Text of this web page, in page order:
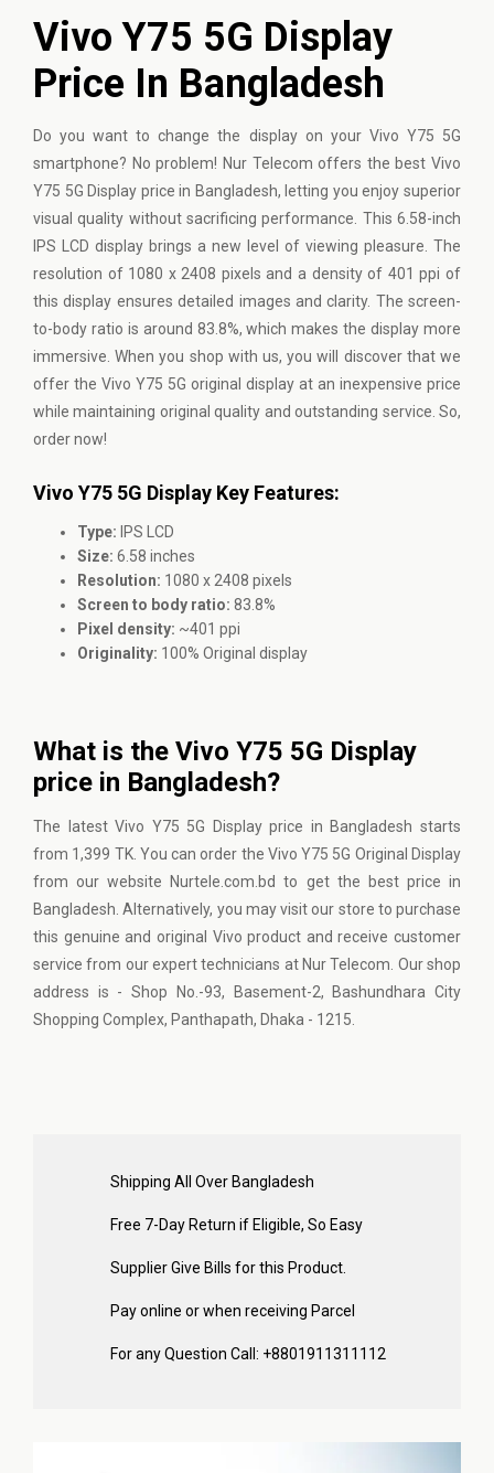
Vivo Y75 5G Display
Price In Bangladesh
Do you want to change the display on your Vivo Y75 5G
smartphone? No problem! Nur Telecom offers the best Vivo
Y75 5G Display price in Bangladesh, letting you enjoy superior
visual quality without sacrificing performance. This 6.58-inch
IPS LCD display brings a new level of viewing pleasure. The
resolution of 1080 x 2408 pixels and a density of 401 ppi of
this display ensures detailed images and clarity. The screen-
to-body ratio is around 83.8%, which makes the display more
immersive. When you shop with us, you will discover that we
offer the Vivo Y75 5G original display at an inexpensive price
while maintaining original quality and outstanding service. So,
order now!
Vivo Y75 5G Display Key Features:
Type: IPS LCD
Size: 6.58 inches
Resolution: 1080 x 2408 pixels
Screen to body ratio: 83.8%
Pixel density: ~401 ppi
Originality: 100% Original display
What is the Vivo Y75 5G Display
price in Bangladesh?
The latest Vivo Y75 5G Display price in Bangladesh starts
from 1,399 TK. You can order the Vivo Y75 5G Original Display
from our website Nurtele.com.bd to get the best price in
Bangladesh. Alternatively, you may visit our store to purchase
this genuine and original Vivo product and receive customer
service from our expert technicians at Nur Telecom. Our shop
address is - Shop No.-93, Basement-2, Bashundhara City
Shopping Complex, Panthapath, Dhaka - 1215.
Shipping All Over Bangladesh
Free 7-Day Return if Eligible, So Easy
Supplier Give Bills for this Product.
Pay online or when receiving Parcel
For any Question Call: +8801911311112